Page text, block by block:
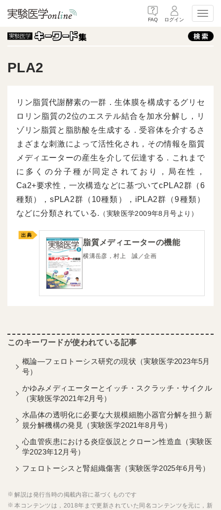
FAQ ログイン
PLA2
リン脂質代謝酵素の一群．生体膜を構成するグリセ
ロリン脂質の2位のエステル結合を加水分解し，リ
ゾリン脂質と脂肪酸を生成する．受容体を介するさ
まざまな刺激によって活性化され，その情報を脂質
メディエーターの産生を介して伝達する．これまで
に多くの分子種が同定されており，局在性，
Ca2+要求性，一次構造などに基づいてcPLA2群（6
種類），sPLA2群（10種類），iPLA2群（9種類）
などに分類されている. （実験医学2009年8月号より）
脂質メディエーターの機能
横溝岳彦，村上 誠／企画
概論―フェロトーシス研究の現状（実験医学2023年5月
号）
かゆみメディエーターとイッチ・スクラッチ・サイクル
（実験医学2021年2月号）
水晶体の透明化に必要な大規模細胞小器官分解を担う新
規分解機構の発見（実験医学2021年8月号）
心血管疾患における炎症仮説とクローン性造血（実験医
学2023年12月号）
フェロトーシスと腎組織傷害（実験医学2025年6月号）
解説は発行当時の掲載内容に基づくものです
本コンテンツは，2018年まで更新されていた同名コンテンツを元に，新